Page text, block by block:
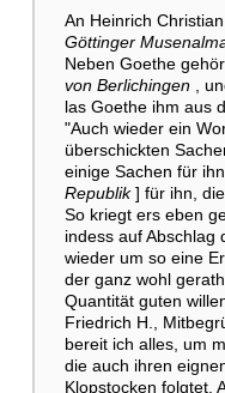
An Heinrich
Göttinger
Neben Goethe
von Berlichingen,
las Goethe ihm aus
"Auch wieder ein
überschickten
einige Sachen für
Republik] für ihn, die
So kriegt ers eben
indess auf Abschlag
wieder um so eine
der ganz wohl
Quantität guten
Friedrich H.,
bereit ich alles, um
die auch ihren
Klopstocken folgtet.